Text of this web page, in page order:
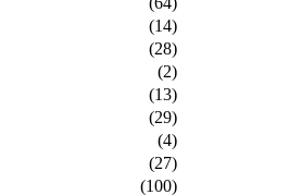
(14)
(28)
(2)
(13)
(29)
(4)
(27)
(100)